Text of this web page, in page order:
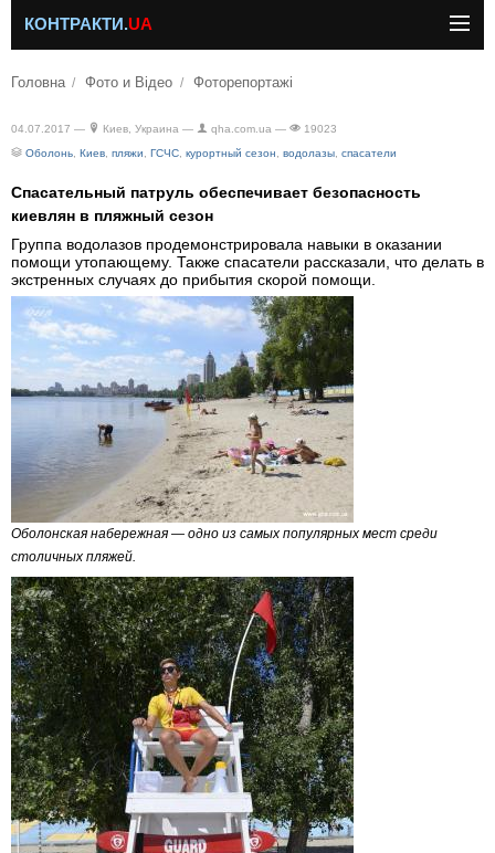
КОНТРАКТИ.UA
Головна Фото и Відео Фоторепортажі
04.07.2017 — Киев, Украина — qha.com.ua —
19023
Оболонь Киев пляжи ГСЧС курортный сезон водолазы спасатели
Спасательный патруль обеспечивает безопасность
киевлян в пляжный сезон
Группа водолазов продемонстрировала навыки в оказании
помощи утопающему. Также спасатели рассказали, что делать в
экстренных случаях до прибытия скорой помощи.
Оболонская набережная — одно из самых популярных мест среди
столичных пляжей.